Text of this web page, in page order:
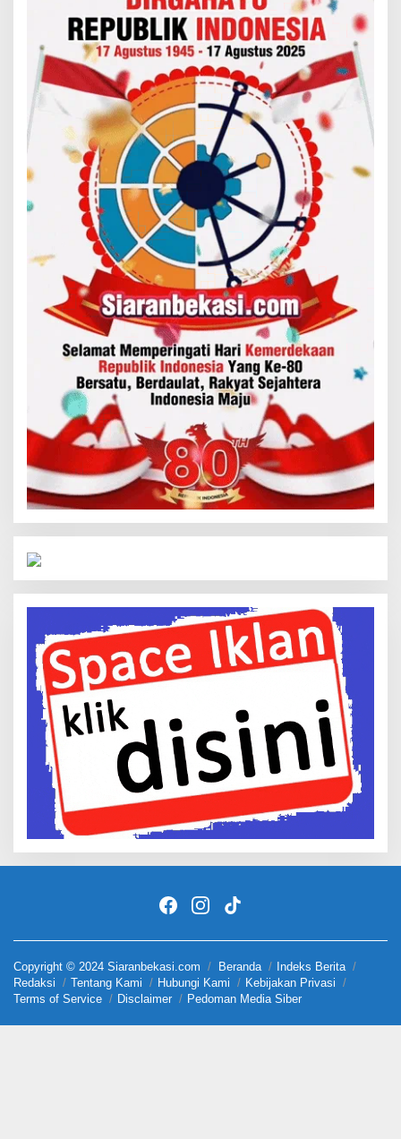
Copyright © 2024 Siaranbekasi.com Beranda
Indeks Berita
Redaksi
Tentang Kami Hubungi Kami
Kebijakan Privasi
Terms of Service
Disclaimer Pedoman Media Siber